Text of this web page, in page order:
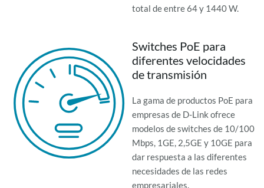
total de entre 64 y 1440 W.
Switches PoE para
diferentes velocidades
de transmisión
La gama de productos PoE para
empresas de D-Link ofrece
modelos de switches de 10/100
Mbps, 1GE, 2,5GE y 10GE para
dar respuesta a las diferentes
necesidades de las redes
empresariales.